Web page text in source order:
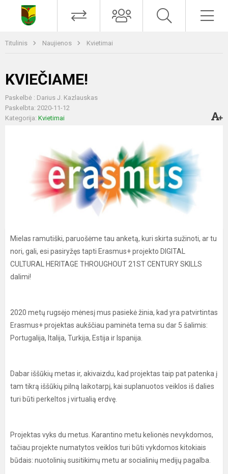
Titulinis Naujienos Kvietimai
KVIEČIAME!
Paskelbė : Darius J. Kazlauskas
Paskelbta: 2020-11-12
Kategorija: Kvietimai
Mielas ramutiški, paruošėme tau anketą, kuri skirta sužinoti, ar tu
nori, gali, esi pasiryžęs tapti Erasmus+ projekto DIGITAL
CULTURAL HERITAGE THROUGHOUT 21ST CENTURY SKILLS
dalimi!
2020 metų rugsėjo mėnesį mus pasiekė žinia, kad yra patvirtintas
Erasmus+ projektas aukščiau paminėta tema su dar 5 šalimis:
Portugalija, Italija, Turkija, Estija ir Ispanija.
Dabar iššūkių metas ir, akivaizdu, kad projektas taip pat patenka į
tam tikrą iššūkių pilną laikotarpį, kai suplanuotos veiklos iš dalies
turi būti perkeltos į virtualią erdvę.
Projektas vyks du metus. Karantino metu kelionės nevykdomos,
tačiau projekte numatytos veiklos turi būti vykdomos kitokiais
būdais: nuotolinių susitikimų metu ar socialinių medijų pagalba.